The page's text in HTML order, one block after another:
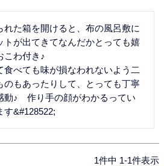
れた箱を開けると、布の風呂敷に
トが出てきてなんだかとっても嬉
こわ付き♪
食べても味が損なわれないよう二
のもあったりして、とっても丁寧
動♪　作り手の顔がわかるってい
す&#128522;
1件中 1-1件表示